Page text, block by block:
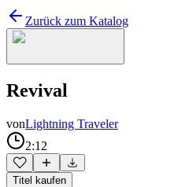
Zurück zum Katalog
Revival
vonLightning Traveler
2:12
Titel kaufen